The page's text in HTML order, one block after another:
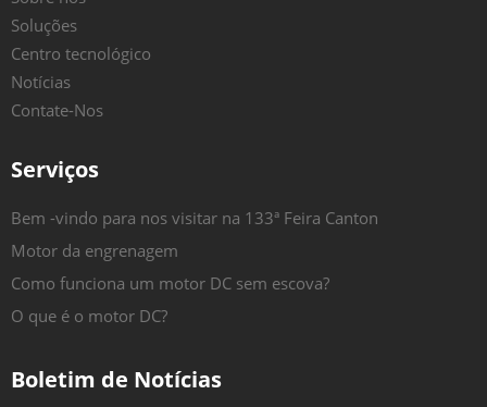
Soluções
Centro tecnológico
Notícias
Contate-Nos
Serviços
Bem -vindo para nos visitar na 133ª Feira Canton
Motor da engrenagem
Como funciona um motor DC sem escova?
O que é o motor DC?
Boletim de Notícias